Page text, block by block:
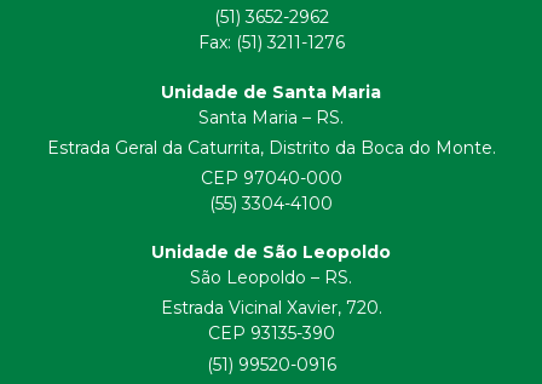
(51) 3652-2962
Fax: (51) 3211-1276
Unidade de Santa Maria
Santa Maria – RS.
Estrada Geral da Caturrita, Distrito da Boca do Monte.
CEP 97040-000
(55) 3304-4100
Unidade de São Leopoldo
São Leopoldo – RS.
Estrada Vicinal Xavier, 720.
CEP 93135-390
(51) 99520-0916